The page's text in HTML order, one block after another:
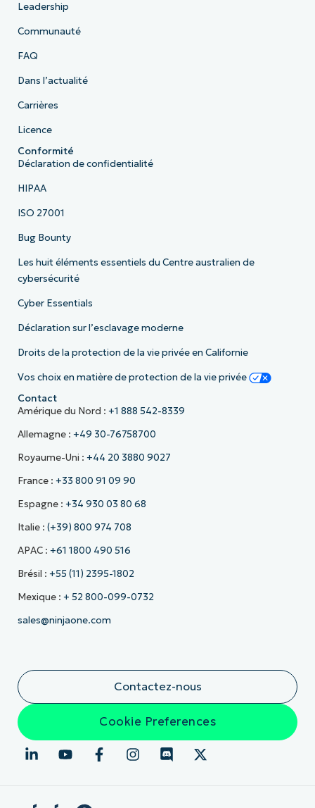
Leadership
Communauté
FAQ
Dans l’actualité
Carrières
Licence
Conformité
Déclaration de confidentialité
HIPAA
ISO 27001
Bug Bounty
Les huit éléments essentiels du Centre australien de
cybersécurité
Cyber Essentials
Déclaration sur l’esclavage moderne
Droits de la protection de la vie privée en Californie
Vos choix en matière de protection de la vie privée
Contact
Amérique du Nord : +1 888 542-8339
Allemagne : +49 30-76758700
Royaume-Uni : +44 20 3880 9027
France : +33 800 91 09 90
Espagne : +34 930 03 80 68
Italie : (+39) 800 974 708
APAC : +61 1800 490 516
Brésil : +55 (11) 2395-1802
Mexique : + 52 800-099-0732
sales@ninjaone.com
Contactez-nous
Cookie Preferences